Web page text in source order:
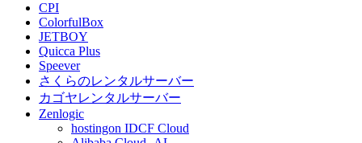
CPI
ColorfulBox
JETBOY
Quicca Plus
Speever
さくらのレンタルサーバー
カゴヤレンタルサーバー
Zenlogic
hostingon IDCF Cloud